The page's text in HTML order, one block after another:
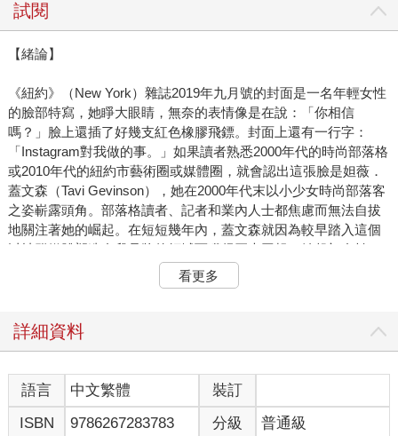
試閱
【緒論】
《紐約》（New York）雜誌2019年九月號的封面是一名年輕女性
的臉部特寫，她睜大眼睛，無奈的表情像是在說：「你相信
嗎？」臉上還插了好幾支紅色橡膠飛鏢。封面上還有一行字：
「Instagram對我做的事。」如果讀者熟悉2000年代的時尚部落格
或2010年代的紐約市藝術圈或媒體圈，就會認出這張臉是妲薇．
蓋文森（Tavi Gevinson），她在2000年代末以小少女時尚部落客
之姿嶄露頭角。部落格讀者、記者和業內人士都焦慮而無法自拔
地關注著她的崛起。在短短幾年內，蓋文森就因為較早踏入這個
以社群媒體塑造自我品牌的領域而獲得巨大回報：她起初自拍，
而後有名攝影師安妮．萊柏維茲（Annie Leibovitz）為她拍照；起
初是一介中學生，而後坐在時裝週的前排（她還有一個著名事件
視線，讓他十分不快）；她起初每天巡視部落格的留言區，而後
年這篇封面故事發表時，當時二十三歲的蓋文森經歷了許多磨
難。她成為網紅產業的指標案例、零號病人：網紅產業的概念就
是任何人都可以在社群媒體上提供前後一致的相關內容來培養忠
看更多
詳細資料
語言 中文繁體
裝訂
ISBN
9786267283783 分級 普通級